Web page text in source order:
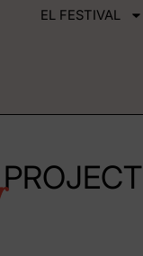
EL FESTIVAL